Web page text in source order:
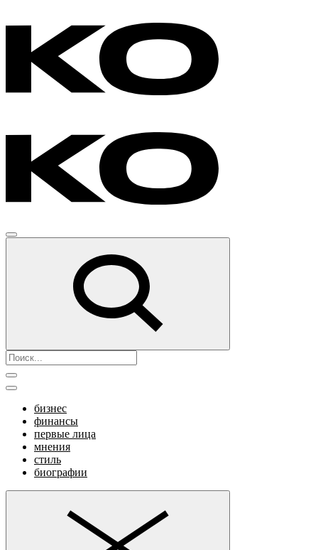
бизнес
финансы
первые лица
мнения
стиль
биографии